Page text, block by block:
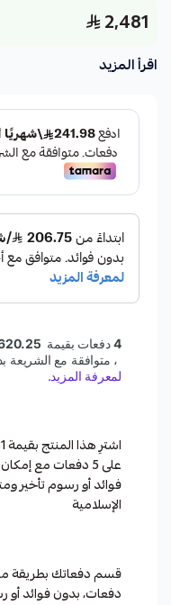
2,481
اقرأ المزيد
اشترِ هذا المنتج بقيمة 2481
على 5 دفعات مع
فوائد أو رسوم تأخير
الإسلامية
دفعات، بدون فوائد